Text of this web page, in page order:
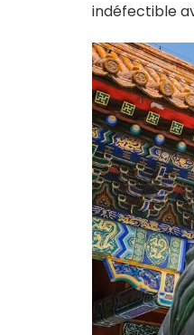
indéfectible